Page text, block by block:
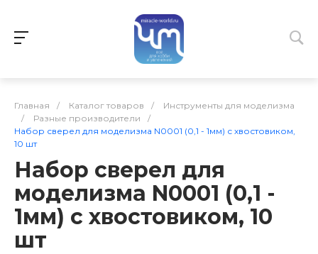
Главная / Каталог товаров /
Инструменты для моделизма
/
Разные производители
/
Набор сверел для моделизма N0001 (0,1 - 1мм) с хвостовиком,
10 шт
Набор сверел для
моделизма N0001 (0,1 -
1мм) с хвостовиком, 10
шт